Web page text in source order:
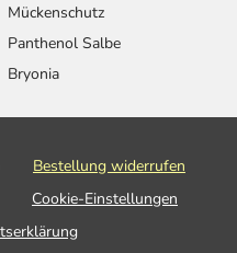
Mückenschutz
Panthenol Salbe
Bryonia
Bestellung widerrufen
Cookie-Einstellungen